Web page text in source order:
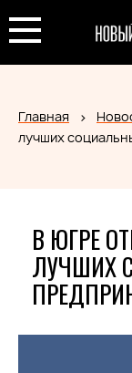
Главная
лучших
В ЮГРЕ
ЛУЧШИХ